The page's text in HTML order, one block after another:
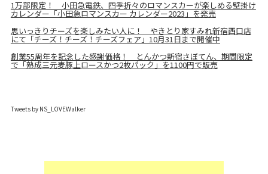
1万部限定！ 小田急電鉄、四季折々のロマンスカーが楽しめる壁掛け
カレンダー「小田急ロマンスカー カレンダー2023」を発売
思いっきりチーズを楽しみたい人に！ やきとり家すみれ新宿西口店
にて「チーズ！チーズ！チーズフェア」10月31日まで開催中
創業55周年を記念した感謝価格！ とんかつ新宿さぼてん、期間限定
で「熟成三元麦豚上ロースかつ2枚パック」を1100円で販売
Tweets by NS_LOVEWalker